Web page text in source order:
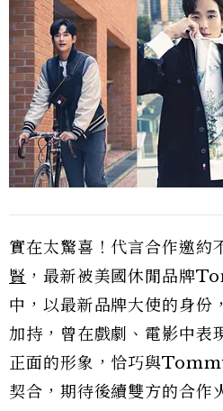
實在太驚喜！代言合作邀約
賢 ，最新被美國休閒品
中，以最新品牌大使的身份
加持，曾在戲劇、電影中表
正面的形象，恰巧與
契合，期待後續雙方的合作